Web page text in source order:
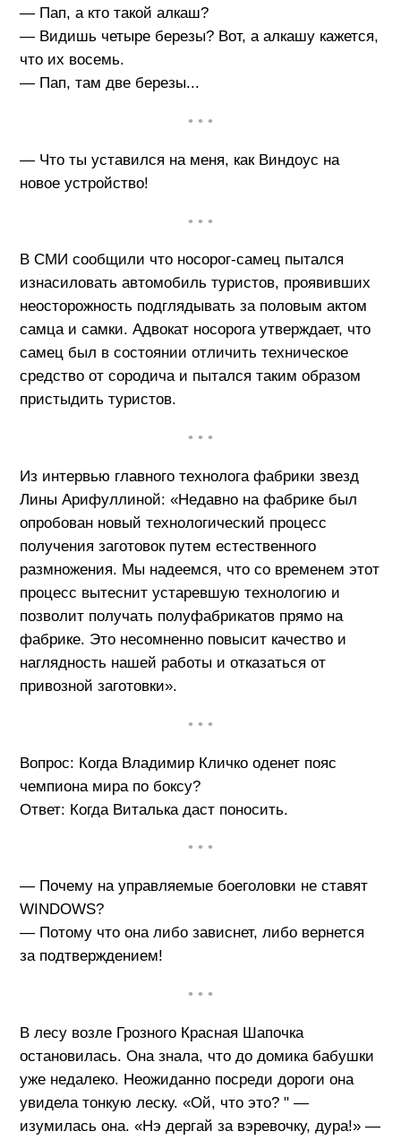
— Пап, а кто такой алкаш?
— Видишь четыре березы? Вот, а алкашу кажется,
что их восемь.
— Пап, там две березы...
• • •
— Что ты уставился на меня, как Виндоус на
новое устройство!
• • •
В СМИ сообщили что носорог-самец пытался
изнасиловать автомобиль туристов, проявивших
неосторожность подглядывать за половым актом
самца и самки. Адвокат носорога утверждает, что
самец был в состоянии отличить техническое
средство от сородича и пытался таким образом
пристыдить туристов.
• • •
Из интервью главного технолога фабрики звезд
Лины Арифуллиной: «Недавно на фабрике был
опробован новый технологический процесс
получения заготовок путем естественного
размножения. Мы надеемся, что со временем этот
процесс вытеснит устаревшую технологию и
позволит получать полуфабрикатов прямо на
фабрике. Это несомненно повысит качество и
наглядность нашей работы и отказаться от
привозной заготовки».
• • •
Вопрос: Когда Владимир Кличко оденет пояс
чемпиона мира по боксу?
Ответ: Когда Виталька даст поносить.
• • •
— Почему на управляемые боеголовки не ставят
WINDOWS?
— Потому что она либо зависнет, либо вернется
за подтверждением!
• • •
В лесу возле Грозного Красная Шапочка
остановилась. Она знала, что до домика бабушки
уже недалеко. Неожиданно посреди дороги она
увидела тонкую леску. «Ой, что это? " —
изумилась она. «Нэ дергай за вэревочку, дура!» —